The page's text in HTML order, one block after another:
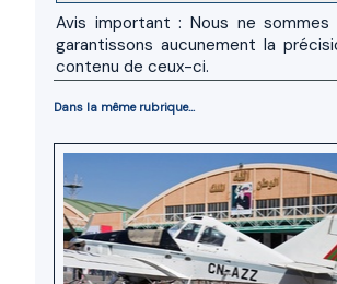
Avis important : Nous ne
garantissons aucunement la
contenu de ceux-ci.
Dans la même rubrique...